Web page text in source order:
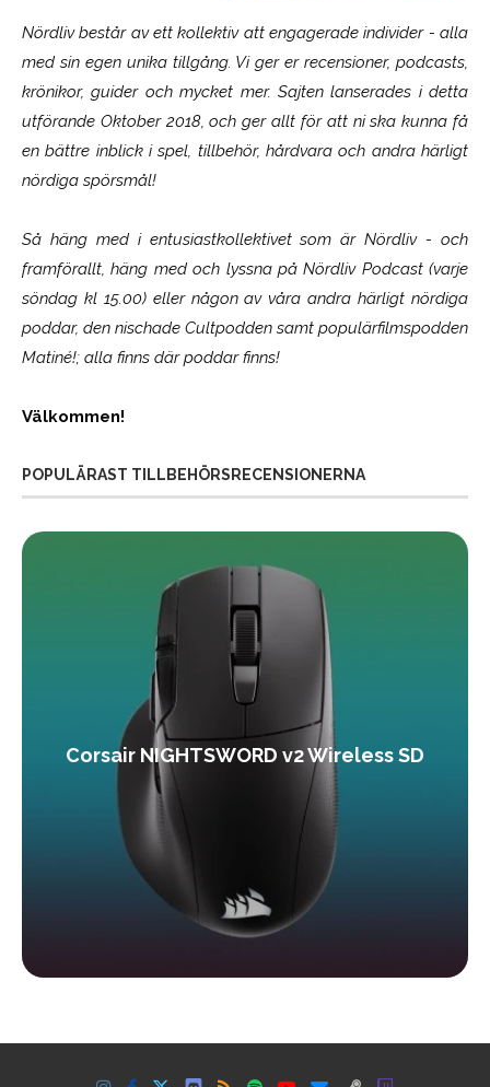
Nördliv består av ett kollektiv att engagerade individer - alla
med sin egen unika tillgång. Vi ger er recensioner, podcasts,
krönikor, guider och mycket mer. Sajten lanserades i detta
utförande Oktober 2018, och ger allt för att ni ska kunna få
en bättre inblick i spel, tillbehör, hårdvara och andra härligt
nördiga spörsmål!
Så häng med i entusiastkollektivet som ärNördliv- och
framförallt, häng med och lyssna på Nördliv Podcast (varje
söndag kl 15.00) eller någon av våra andra härligt nördiga
poddar, den nischade Cultpodden samt populärfilmspodden
Matiné!; alla finns där poddar finns!
Välkommen!
POPULÄRAST TILLBEHÖRSRECENSIONERNA
Corsair NIGHTSWORD v2 Wireless SD